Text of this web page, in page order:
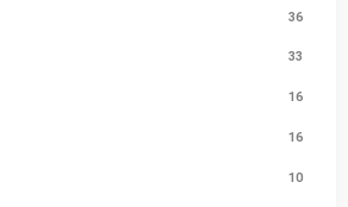
36
33
16
16
10